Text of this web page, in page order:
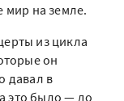
мир на земле.
из цикла
он
давал в
это было — до